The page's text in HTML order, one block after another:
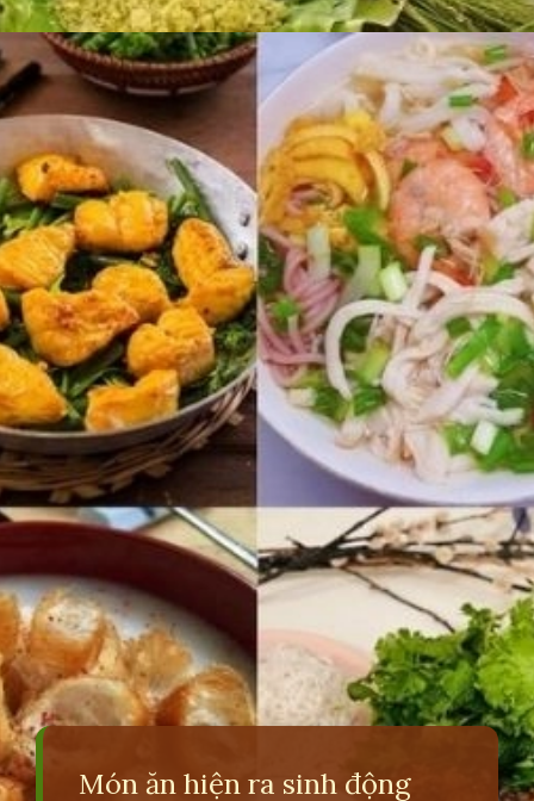
Đang mởhttps://erci.edu.vn/cau-do-ve-mon-an
Món ăn hiện ra sinh động